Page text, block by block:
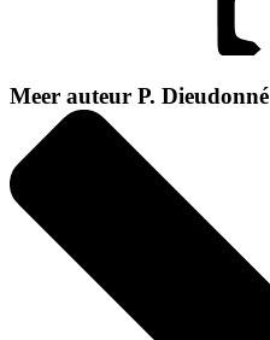
Meer auteur P. Dieudonné